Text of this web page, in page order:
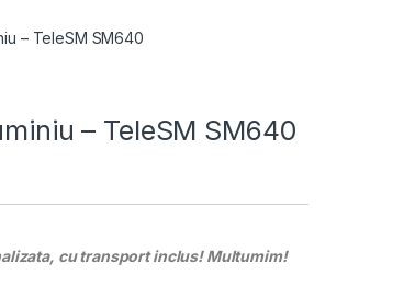
– TeleSM SM640
– TeleSM SM640
cu transport inclus! Multumim!